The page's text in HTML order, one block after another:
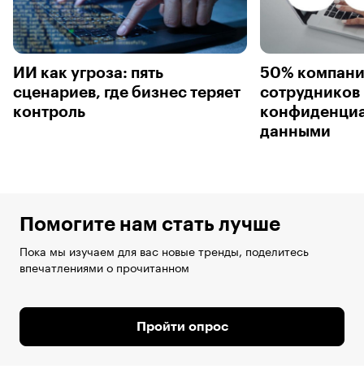
ИИ как угроза: пять
сценариев, где бизнес теряет
контроль
50%
сотрудников
данными
Помогите нам стать лучше
Пока мы изучаем для вас новые тренды, поделитесь
впечатлениями о прочитанном
Пройти опрос